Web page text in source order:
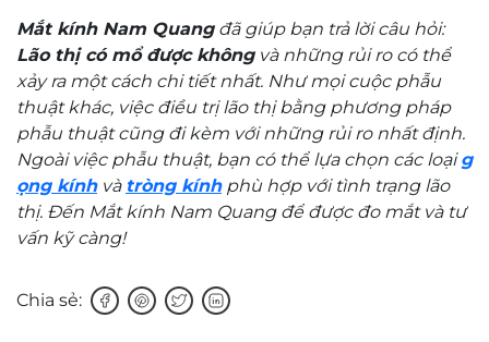
Mắt kính Nam Quangđã giúp bạn trả lời câu hỏi:
Lão thị có mổ được khôngvà những rủi ro có thể
xảy ra một cách chi tiết nhất. Như mọi cuộc phẫu
thuật khác, việc điều trị lão thị bằng phương pháp
phẫu thuật cũng đi kèm với những rủi ro nhất định.
Ngoài việc phẫu thuật, bạn có thể lựa chọn các loạig
ọng kínhvà tròng kínhphù hợp với tình trạng lão
thị. Đến Mắt kính Nam Quang để được đo mắt và tư
vấn kỹ càng!
Chia sẻ: